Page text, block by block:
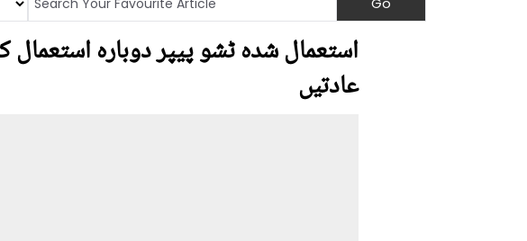
استعمال شدہ ٹشو پیپر دوبارہ
عادتیں